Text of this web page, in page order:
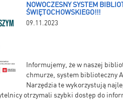
NOWOCZESNY SYSTEM
ŚWIĘTOCHOWSKIEGO!!!
09.11.2023
Informujemy, że w naszej
chmurze, system biblioteczny
Narzędzia te wykorzystują
otrzymali szybki dostęp do